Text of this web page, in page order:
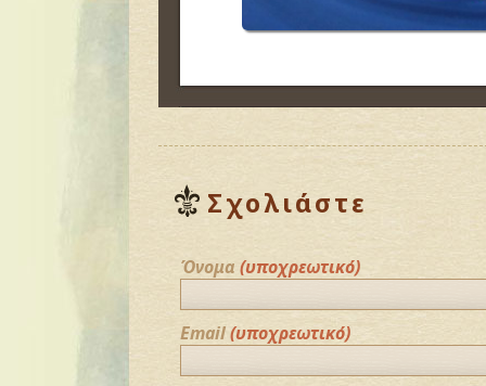
Σχολιάστε
Όνομα (υποχρεωτικό)
Email(υποχρεωτικό)